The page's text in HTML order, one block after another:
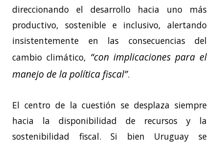
direccionando el desarrollo hacia uno más
productivo, sostenible e inclusivo, alertando
insistentemente en las consecuencias del
cambio climático, “con implicaciones para el
manejo de la política fiscal”.
El centro de la cuestión se desplaza siempre
hacia la disponibilidad de recursos y la
sostenibilidad fiscal. Si bien Uruguay se